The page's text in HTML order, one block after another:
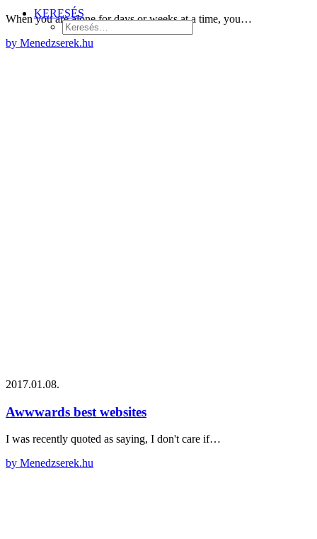
KERESÉS
When you are alone for days or weeks at a time, you…
by Menedzserek.hu
2017.01.08.
Awwwards best websites
I was recently quoted as saying, I don't care if…
by Menedzserek.hu